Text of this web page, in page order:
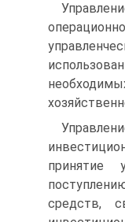
принятие
средств,